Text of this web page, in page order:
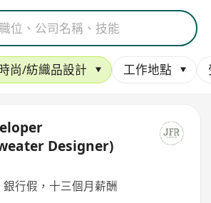
尚/紡織品設計 工作地點
Designer)
行假，十三個月薪酬